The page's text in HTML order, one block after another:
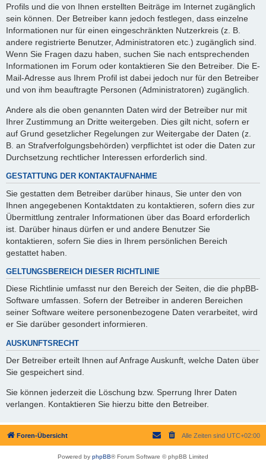
Profils und die von Ihnen erstellten Beiträge im Internet zugänglich
sein können. Der Betreiber kann jedoch festlegen, dass einzelne
Informationen nur für einen eingeschränkten Nutzerkreis (z. B.
andere registrierte Benutzer, Administratoren etc.) zugänglich sind.
Wenn Sie Fragen dazu haben, suchen Sie nach entsprechenden
Informationen im Forum oder kontaktieren Sie den Betreiber. Die E-
Mail-Adresse aus Ihrem Profil ist dabei jedoch nur für den Betreiber
und von ihm beauftragte Personen (Administratoren) zugänglich.
Andere als die oben genannten Daten wird der Betreiber nur mit
Ihrer Zustimmung an Dritte weitergeben. Dies gilt nicht, sofern er
auf Grund gesetzlicher Regelungen zur Weitergabe der Daten (z.
B. an Strafverfolgungsbehörden) verpflichtet ist oder die Daten zur
Durchsetzung rechtlicher Interessen erforderlich sind.
GESTATTUNG DER KONTAKTAUFNAHME
Sie gestatten dem Betreiber darüber hinaus, Sie unter den von
Ihnen angegebenen Kontaktdaten zu kontaktieren, sofern dies zur
Übermittlung zentraler Informationen über das Board erforderlich
ist. Darüber hinaus dürfen er und andere Benutzer Sie
kontaktieren, sofern Sie dies in Ihrem persönlichen Bereich
gestattet haben.
GELTUNGSBEREICH DIESER RICHTLINIE
Diese Richtlinie umfasst nur den Bereich der Seiten, die die phpBB-
Software umfassen. Sofern der Betreiber in anderen Bereichen
seiner Software weitere personenbezogene Daten verarbeitet, wird
er Sie darüber gesondert informieren.
AUSKUNFTSRECHT
Der Betreiber erteilt Ihnen auf Anfrage Auskunft, welche Daten über
Sie gespeichert sind.
Sie können jederzeit die Löschung bzw. Sperrung Ihrer Daten
verlangen. Kontaktieren Sie hierzu bitte den Betreiber.
Foren-Übersicht Alle Zeiten sind UTC+02:00
Powered by phpBB® Forum Software © phpBB Limited